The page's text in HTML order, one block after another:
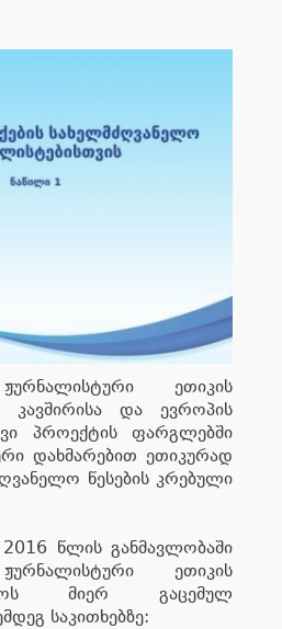
ეთიკის
კავშირისა და ევროპის
პროექტის ფარგლებში
დახმარებით ეთიკურად
წესების კრებული
წლის განმავლობაში
ეთიკის
მიერ გაცემულ
საკითხებზე: